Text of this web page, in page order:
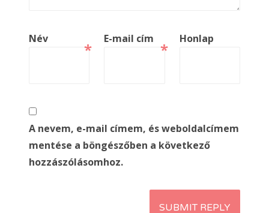
Név
*
E-mail cím
*
Honlap
A nevem, e-mail címem, és weboldalcímem
mentése a böngészőben a következő
hozzászólásomhoz.